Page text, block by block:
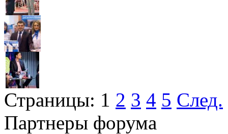
Страницы: 1 2 3 4 5 След.
Партнеры форума